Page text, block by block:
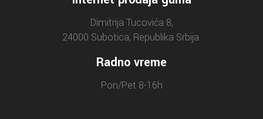
Dimitrija Tucovića 8,
24000 Subotica, Republika Srbija.
Radno vreme
Pon/Pet 8-16h